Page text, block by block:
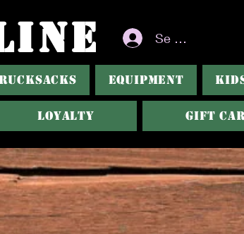
Se connecter
EQUIPMENT
Loyalty Gift